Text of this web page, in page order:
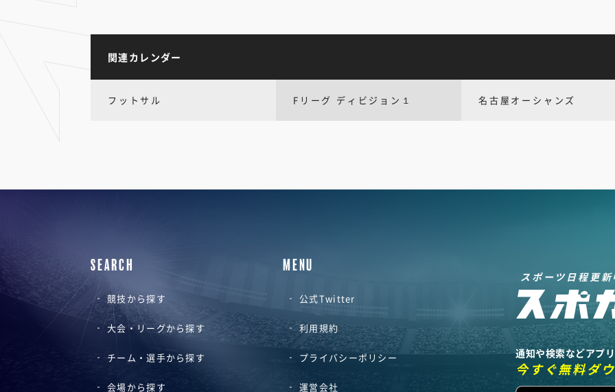
関連カレンダー
フットサル Fリーグ ディビジョン１ 名古屋オーシャンズ
SEARCH
競技から探す
大会・リーグから探す
チーム・選手から探す
会場から探す
MENU
公式Twitter
利用規約
プライバシーポリシー
運営会社
スポーツ日程更新
通知や検索などアプ
今すぐ無料ダ